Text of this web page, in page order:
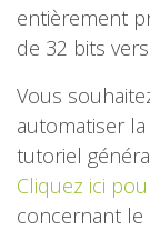
entièrement
de 32 bits
Vous
automatiser la
tutoriel
Cliquez ici
concernant le